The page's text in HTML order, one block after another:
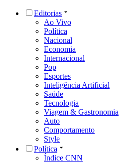
Editorias
Ao Vivo
Política
Nacional
Economia
Internacional
Pop
Esportes
Inteligência Artificial
Saúde
Tecnologia
Viagem & Gastronomia
Auto
Comportamento
Style
Política
Índice CNN